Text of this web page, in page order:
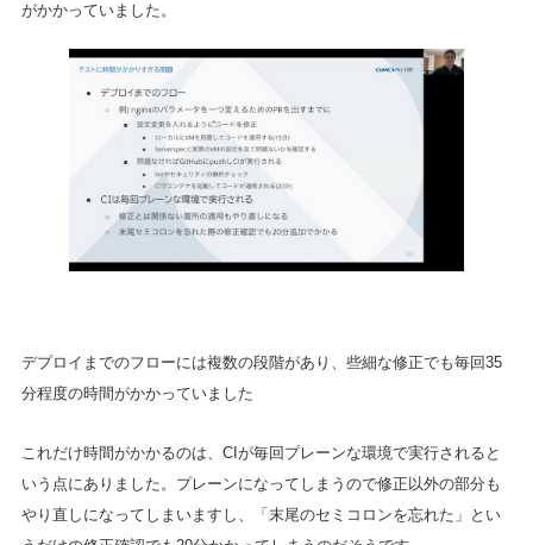
がかかっていました。
デプロイまでのフローには複数の段階があり、些細な修正でも毎回35
分程度の時間がかかっていました
これだけ時間がかかるのは、CIが毎回プレーンな環境で実行されると
いう点にありました。プレーンになってしまうので修正以外の部分も
やり直しになってしまいますし、「末尾のセミコロンを忘れた」とい